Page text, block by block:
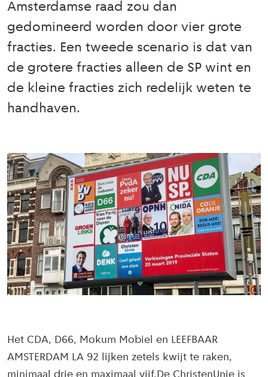
Amsterdamse raad zou dan
gedomineerd worden door vier grote
fracties. Een tweede scenario is dat van
de grotere fracties alleen de SP wint en
de kleine fracties zich redelijk weten te
handhaven.
Het CDA, D66, Mokum Mobiel en LEEFBAAR
AMSTERDAM LA 92 lijken zetels kwijt te raken,